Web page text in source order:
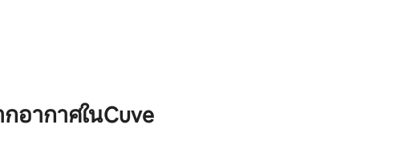
ดราเคลต์... ตามคำขอ คิดค่าใช้จ่ายเพิ่มเติม
อากาศในCuve